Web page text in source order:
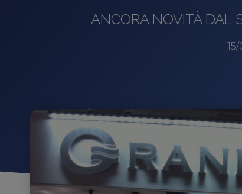
ANCORA NOVITÀ DAL